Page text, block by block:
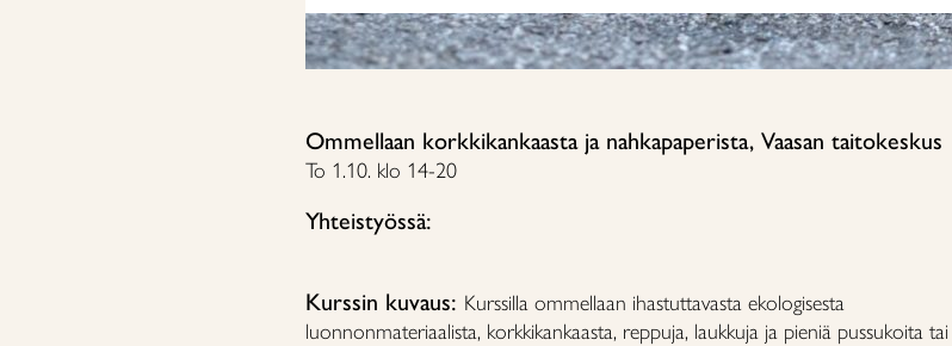
Ommellaan korkkikankaasta ja nahkapaperista, Vaasan taitokeskus
To 1.10. klo 14-20
Yhteistyössä:
Kurssin kuvaus: Kurssilla ommellaan ihastuttavasta ekologisesta
luonnonmateriaalista, korkkikankaasta, reppuja, laukkuja ja pieniä pussukoita tai